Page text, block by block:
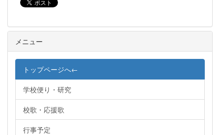
メニュー
トップページへ←
学校便り・研究
校歌・応援歌
行事予定